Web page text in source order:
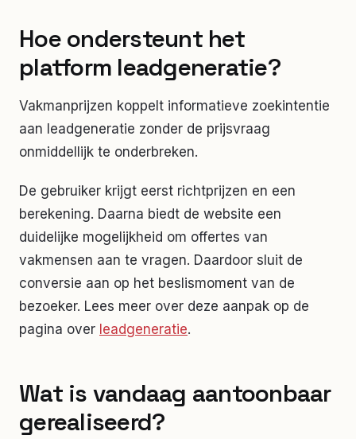
Hoe ondersteunt het
platform leadgeneratie?
Vakmanprijzen koppelt informatieve zoekintentie
aan leadgeneratie zonder de prijsvraag
onmiddellijk te onderbreken.
De gebruiker krijgt eerst richtprijzen en een
berekening. Daarna biedt de website een
duidelijke mogelijkheid om offertes van
vakmensen aan te vragen. Daardoor sluit de
conversie aan op het beslismoment van de
bezoeker. Lees meer over deze aanpak op de
pagina over leadgeneratie.
Wat is vandaag aantoonbaar
gerealiseerd?